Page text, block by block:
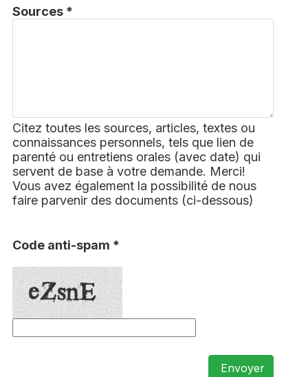
Sources *
Citez toutes les sources, articles, textes ou
connaissances personnels, tels que lien de
parenté ou entretiens orales (avec date) qui
servent de base à votre demande. Merci!
Vous avez également la possibilité de nous
faire parvenir des documents (ci-dessous)
Code anti-spam *
Envoyer